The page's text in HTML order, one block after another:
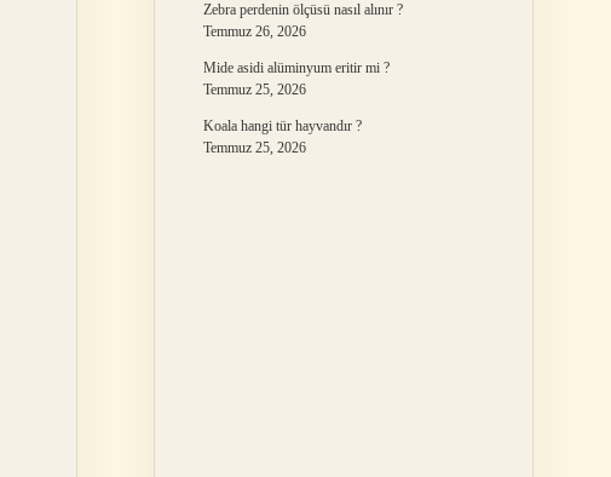
Zebra perdenin ölçüsü nasıl alınır ?
Temmuz 26, 2026
Mide asidi alüminyum eritir mi ?
Temmuz 25, 2026
Koala hangi tür hayvandır ?
Temmuz 25, 2026